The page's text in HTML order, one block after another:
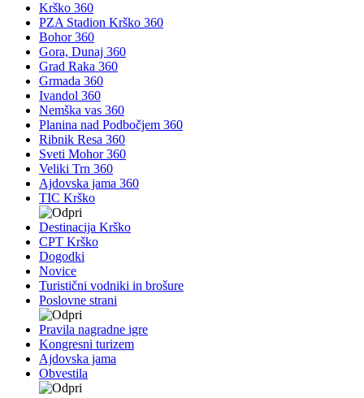
Krško 360
PZA Stadion Krško 360
Bohor 360
Gora, Dunaj 360
Grad Raka 360
Grmada 360
Ivandol 360
Nemška vas 360
Planina nad Podbočjem 360
Ribnik Resa 360
Sveti Mohor 360
Veliki Trn 360
Ajdovska jama 360
TIC Krško
Destinacija Krško
CPT Krško
Dogodki
Novice
Turistični vodniki in brošure
Poslovne strani
Pravila nagradne igre
Kongresni turizem
Ajdovska jama
Obvestila